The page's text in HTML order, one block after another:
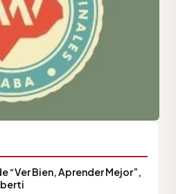
“Ver Bien, Aprender Mejor”,